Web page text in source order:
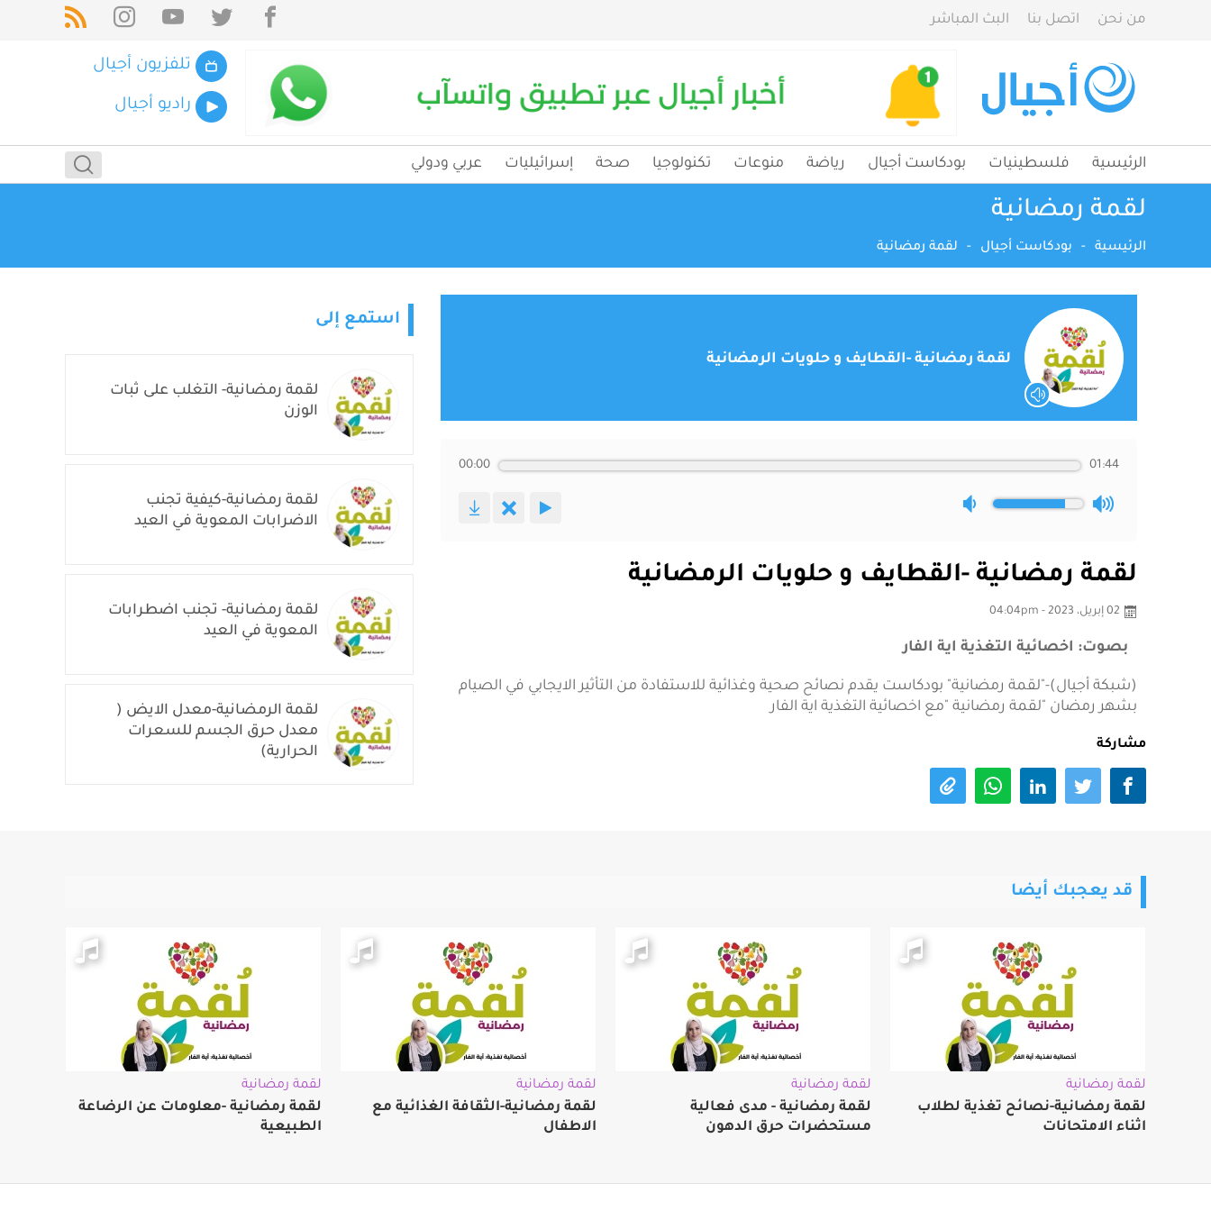
من نحن اتصل بنا البث المباشر
تلفزيون أجيال
راديو أجيال
الرئيسية فلسطينيات بودكاست أجيال رياضة منوعات تكنولوجيا صحة إسرائيليات عربي ودولي
لقمة رمضانية
الرئيسية - بودكاست أجيال - لقمة رمضانية
لقمة رمضانية -القطايف و حلويات الرمضانية
00:00 01:44
لقمة رمضانية -القطايف و حلويات الرمضانية
02 إبريل، 2023 - 04:04pm
بصوت: اخصائية التغذية اية الفار
(شبكة أجيال)-"لقمة رمضانية" بودكاست يقدم نصائح صحية وغذائية للاستفادة من التأثير الايجابي في الصيام
بشهر رمضان "لقمة رمضانية "مع اخصائية التغذية اية الفار
مشاركة
استمع إلى
لقمة رمضانية- التغلب على ثبات
الوزن
لقمة رمضانية-كيفية تجنب
الاضرابات المعوية في العيد
لقمة رمضانية- تجنب اضطرابات
المعوية في العيد
لقمة الرمضانية-معدل الايض (
معدل حرق الجسم للسعرات
الحرارية)
قد يعجبك أيضا
لقمة رمضانية
لقمة رمضانية-نصائح تغذية لطلاب
اثناء الامتحانات
لقمة رمضانية
لقمة رمضانية - مدى فعالية
مستحضرات حرق الدهون
لقمة رمضانية
لقمة رمضانية-الثقافة الغذائية مع
الاطفال
لقمة رمضانية
لقمة رمضانية -معلومات عن الرضاعة
الطبيعية